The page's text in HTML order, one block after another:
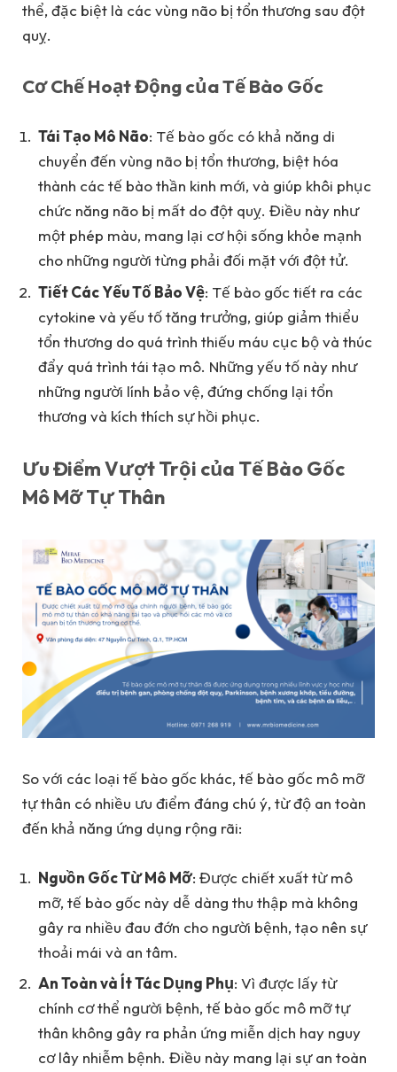
thể, đặc biệt là các vùng não bị tổn thương sau đột
quỵ.
Cơ Chế Hoạt Động của Tế Bào Gốc
Tái Tạo Mô Não: Tế bào gốc có khả năng di
chuyển đến vùng não bị tổn thương, biệt hóa
thành các tế bào thần kinh mới, và giúp khôi phục
chức năng não bị mất do đột quỵ. Điều này như
một phép màu, mang lại cơ hội sống khỏe mạnh
cho những người từng phải đối mặt với đột tử.
Tiết Các Yếu Tố Bảo Vệ: Tế bào gốc tiết ra các
cytokine và yếu tố tăng trưởng, giúp giảm thiểu
tổn thương do quá trình thiếu máu cục bộ và thúc
đẩy quá trình tái tạo mô. Những yếu tố này như
những người lính bảo vệ, đứng chống lại tổn
thương và kích thích sự hồi phục.
Ưu Điểm Vượt Trội của Tế Bào Gốc
Mô Mỡ Tự Thân
So với các loại tế bào gốc khác, tế bào gốc mô mỡ
tự thân có nhiều ưu điểm đáng chú ý, từ độ an toàn
đến khả năng ứng dụng rộng rãi:
Nguồn Gốc Từ Mô Mỡ: Được chiết xuất từ mô
mỡ, tế bào gốc này dễ dàng thu thập mà không
gây ra nhiều đau đớn cho người bệnh, tạo nên sự
thoải mái và an tâm.
An Toàn và Ít Tác Dụng Phụ: Vì được lấy từ
chính cơ thể người bệnh, tế bào gốc mô mỡ tự
thân không gây ra phản ứng miễn dịch hay nguy
cơ lây nhiễm bệnh. Điều này mang lại sự an toàn